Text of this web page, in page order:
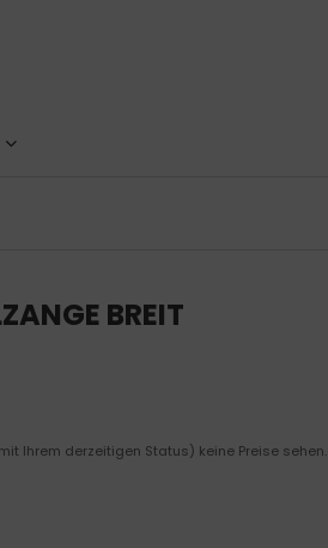
BREIT
Ihrem derzeitigen Status) keine Preise sehen.